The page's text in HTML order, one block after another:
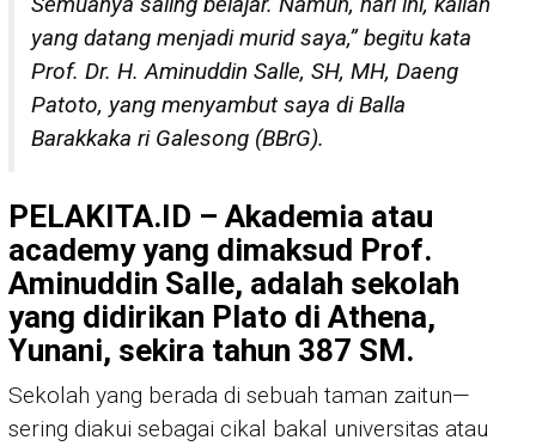
yang datang menjadi murid saya,” begitu kata
Prof. Dr. H. Aminuddin Salle, SH, MH, Daeng
Patoto, yang menyambut saya di Balla
Barakkaka ri Galesong (BBrG).
PELAKITA.ID – Akademia atau
academy yang dimaksud Prof.
Aminuddin Salle, adalah sekolah
yang didirikan Plato di Athena,
Yunani, sekira tahun 387 SM.
Sekolah yang berada di sebuah taman zaitun—
sering diakui sebagai cikal bakal universitas atau